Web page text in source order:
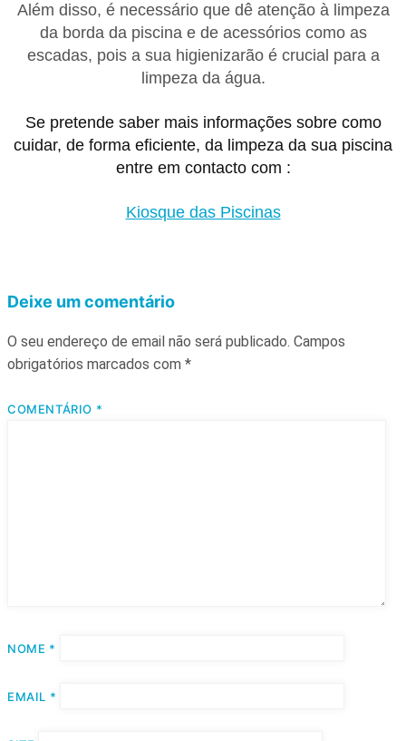
Além disso, é necessário que dê atenção à limpeza
da borda da piscina e de acessórios como as
escadas, pois a sua higienizarão é crucial para a
limpeza da água.
Se pretende saber mais informações sobre como
cuidar, de forma eficiente, da limpeza da sua piscina
entre em contacto com :
Kiosque das Piscinas
Deixe um comentário
O seu endereço de email não será publicado. Campos
obrigatórios marcados com *
COMENTÁRIO *
NOME *
EMAIL *